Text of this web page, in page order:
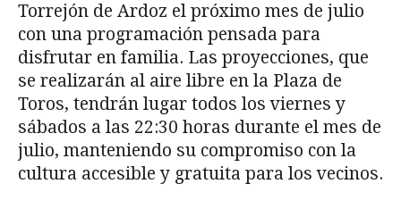
Torrejón de Ardoz el próximo mes de julio
con una programación pensada para
disfrutar en familia. Las proyecciones, que
se realizarán al aire libre en la Plaza de
Toros, tendrán lugar todos los viernes y
sábados a las 22:30 horas durante el mes de
julio, manteniendo su compromiso con la
cultura accesible y gratuita para los vecinos.